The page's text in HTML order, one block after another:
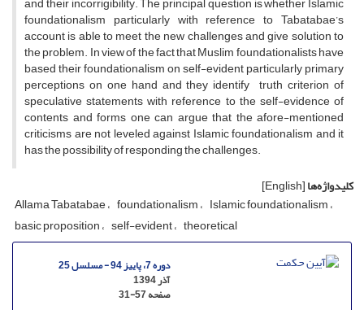
foundationalism particularly with reference to Tabatabae’s
account is able to meet the new challenges and give solution to
the problem. In view of the fact that Muslim foundationalists have
based their foundationalism on self-evident particularly primary
perceptions on one hand and they identify truth criterion of
speculative statements with reference to the self-evidence of
contents and forms one can argue that the afore-mentioned
criticisms are not leveled against Islamic foundationalism and it
has the possibility of responding the challenges.
کلیدواژه‌ها[English]
Allama Tabatabae foundationalism Islamic foundationalism
basic proposition self-evident theoretical
دوره 7، پاییز 94 - مسلسل 25
آذر 1394
صفحه31-57